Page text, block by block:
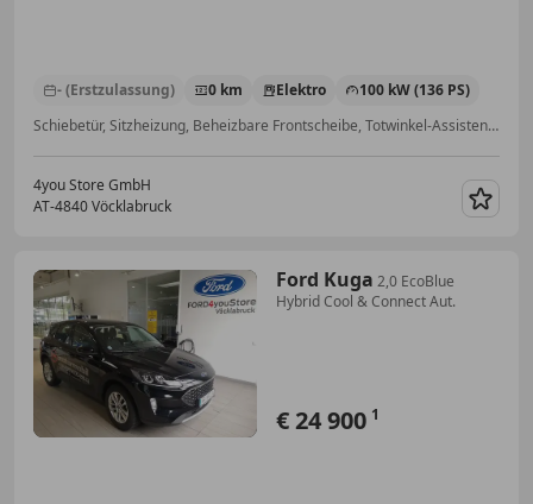
- (Erstzulassung) 0 km Elektro
100 kW (136 PS)
Schiebetür, Sitzheizung, Beheizbare Frontscheibe, Totwinkel-Assistent, Navigationssystem, Einparkhilfe Sensoren hinten, Regensensor, Einparkhilfe Sensoren vorne
4you Store GmbH
AT-4840 Vöcklabruck
Ford Kuga 2,0 EcoBlue
Hybrid Cool & Connect Aut.
€ 24 900 1